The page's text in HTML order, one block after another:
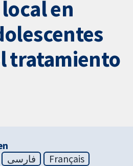
en
tratamiento
فارسی
Français